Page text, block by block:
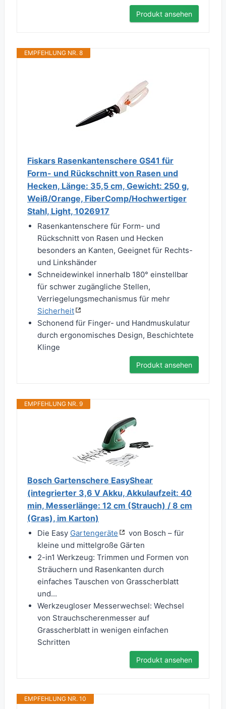
Produkt ansehen
EMPFEHLUNG NR. 8
Fiskars Rasenkantenschere GS41 für
Form- und Rückschnitt von Rasen und
Hecken, Länge: 35,5 cm, Gewicht: 250 g,
Weiß/Orange, FiberComp/Hochwertiger
Stahl, Light, 1026917
Rasenkantenschere für Form- und
Rückschnitt von Rasen und Hecken
besonders an Kanten, Geeignet für Rechts-
und Linkshänder
Schneidewinkel innerhalb 180° einstellbar
für schwer zugängliche Stellen,
Verriegelungsmechanismus für mehr
Sicherheit
Schonend für Finger- und Handmuskulatur
durch ergonomisches Design, Beschichtete
Klinge
Produkt ansehen
EMPFEHLUNG NR. 9
Bosch Gartenschere EasyShear
(integrierter 3,6 V Akku, Akkulaufzeit: 40
min, Messerlänge: 12 cm (Strauch) / 8 cm
(Gras), im Karton)
Die Easy Gartengeräte
von Bosch – für
kleine und mittelgroße Gärten
2-in1 Werkzeug: Trimmen und Formen von
Sträuchern und Rasenkanten durch
einfaches Tauschen von Grasscherblatt
und...
Werkzeugloser Messerwechsel: Wechsel
von Strauchscherenmesser auf
Grasscherblatt in wenigen einfachen
Schritten
Produkt ansehen
EMPFEHLUNG NR. 10